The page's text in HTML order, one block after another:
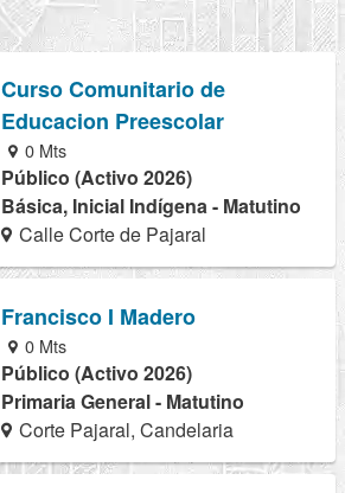
Curso Comunitario de
Educacion Preescolar
0 Mts
Público (Activo 2026)
Básica, Inicial Indígena - Matutino
Calle Corte de Pajaral
Francisco I Madero
0 Mts
Público (Activo 2026)
Primaria General - Matutino
Corte Pajaral, Candelaria